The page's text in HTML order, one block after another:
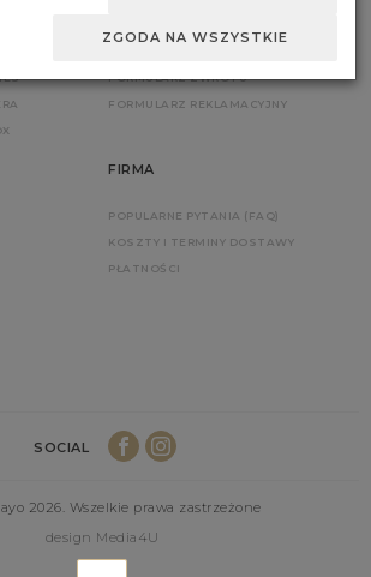
FORMULARZ ZWROTU
FORMULARZ REKLAMACYJNY
FIRMA
POPULARNE PYTANIA (FAQ)
KOSZTY I TERMINY DOSTAWY
PŁATNOŚCI
SOCIAL
2026. Wszelkie prawa zastrzeżone
design Media4U
ZGODA NA WSZYSTKIE